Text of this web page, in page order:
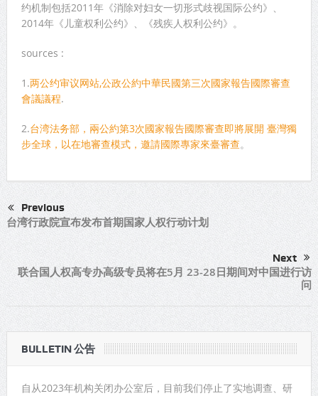
约机制包括2011年《消除对妇女一切形式歧视国际公约》、
2014年《儿童权利公约》、《残疾人权利公约》。
sources :
1.两公约审议网站,公政公約中華民國第三次國家報告國際審查
會議議程.
2.台湾法务部，兩公約第3次國家報告國際審查即將展開 臺灣獨
步全球，以在地審查模式，邀請國際專家來臺審查。
Previous
台湾行政院宣布发布首期国家人权行动计划
Next
联合国人权高专办高级专员将在5月 23-28日期间对中国进行访
问
BULLETIN 公告
自从2023年机构关闭办公室后，目前我们停止了实地调查、研